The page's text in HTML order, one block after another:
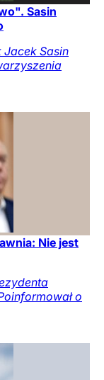
Sasin
Jacek Sasin
Nie jest
o